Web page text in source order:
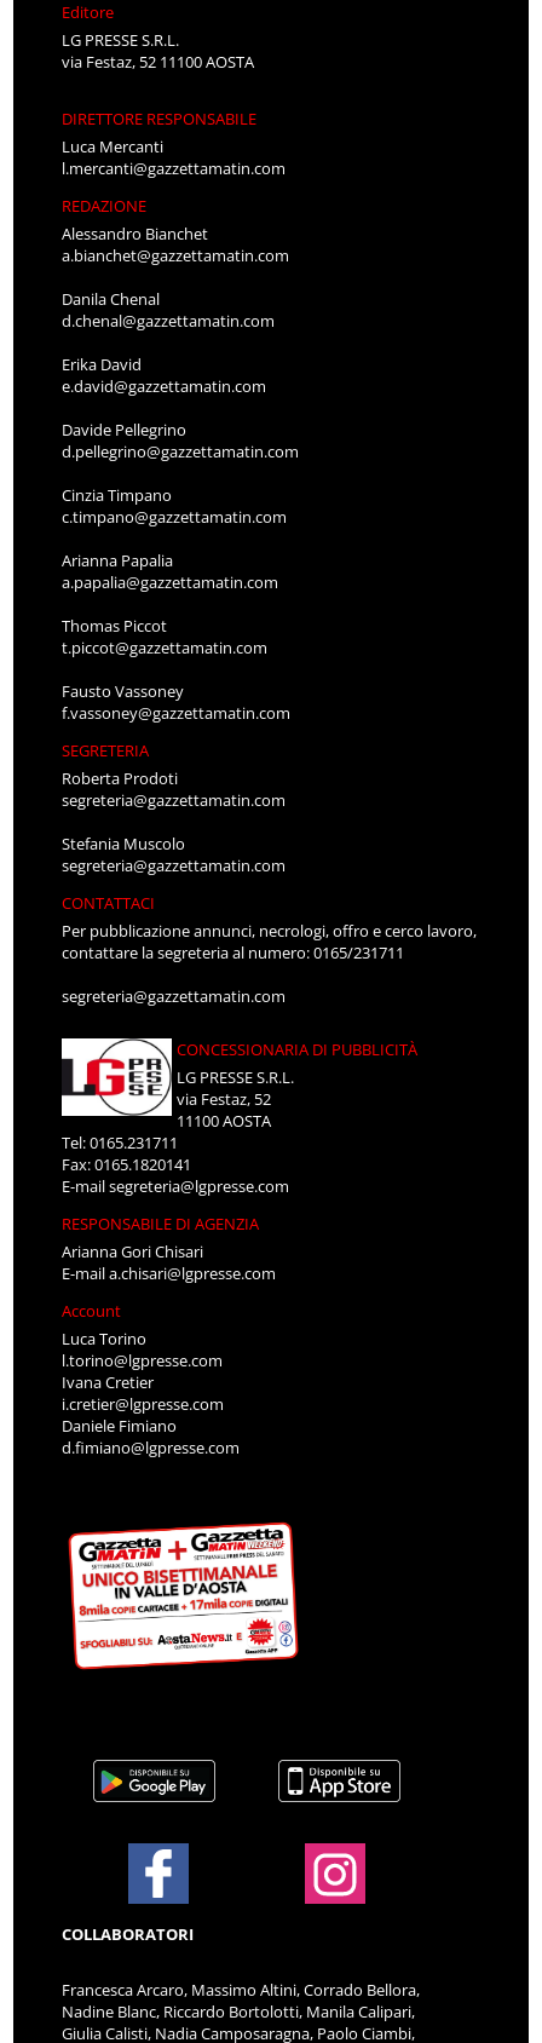
Editore
LG PRESSE S.R.L.
via Festaz, 52 11100 AOSTA
DIRETTORE RESPONSABILE
Luca Mercanti
l.mercanti@gazzettamatin.com
REDAZIONE
Alessandro Bianchet
a.bianchet@gazzettamatin.com
Danila Chenal
d.chenal@gazzettamatin.com
Erika David
e.david@gazzettamatin.com
Davide Pellegrino
d.pellegrino@gazzettamatin.com
Cinzia Timpano
c.timpano@gazzettamatin.com
Arianna Papalia
a.papalia@gazzettamatin.com
Thomas Piccot
t.piccot@gazzettamatin.com
Fausto Vassoney
f.vassoney@gazzettamatin.com
SEGRETERIA
Roberta Prodoti
segreteria@gazzettamatin.com
Stefania Muscolo
segreteria@gazzettamatin.com
CONTATTACI
Per pubblicazione annunci, necrologi, offro e cerco lavoro,
contattare la segreteria al numero: 0165/231711
segreteria@gazzettamatin.com
CONCESSIONARIA DI PUBBLICITÀ
LG PRESSE S.R.L.
via Festaz, 52
11100 AOSTA
Tel: 0165.231711
Fax: 0165.1820141
E-mailsegreteria@lgpresse.com
RESPONSABILE DI AGENZIA
Arianna Gori Chisari
E-maila.chisari@lgpresse.com
Account
Luca Torino
l.torino@lgpresse.com
Ivana Cretier
i.cretier@lgpresse.com
Daniele Fimiano
d.fimiano@lgpresse.com
COLLABORATORI
Francesca Arcaro, Massimo Altini, Corrado Bellora,
Nadine Blanc, Riccardo Bortolotti, Manila Calipari,
Giulia Calisti, Nadia Camposaragna, Paolo Ciambi,